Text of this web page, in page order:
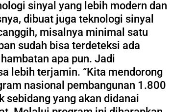
sinyal yang lebih modern dan
dibuat juga teknologi sinyal
misalnya minimal satu
sudah bisa terdeteksi ada
apa pun. Jadi
lebih terjamin. “Kita mendorong
nasional pembangunan 1.800
sebidang yang akan didanai